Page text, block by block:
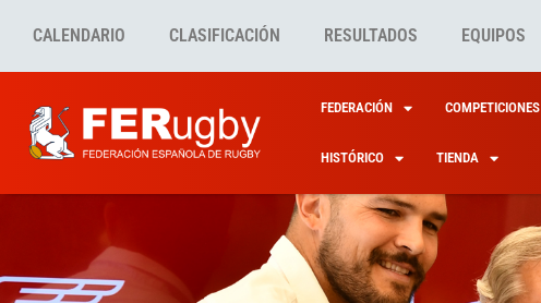
CALENDARIO CLASIFICACIÓN RESULTADOS EQUIPOS
FEDERACIÓN COMPETICIONES
HISTÓRICO TIENDA